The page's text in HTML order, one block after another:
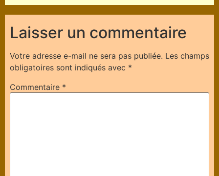
Laisser un commentaire
Votre adresse e-mail ne sera pas publiée. Les champs
obligatoires sont indiqués avec *
Commentaire *